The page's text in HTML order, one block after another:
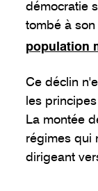
démocratie
tombé à
population
Ce déclin
les
La montée
régimes qui
dirigeant